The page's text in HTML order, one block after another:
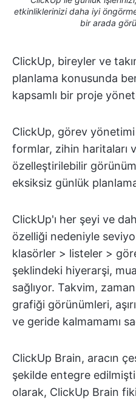
etkinliklerinizi daha iyi
bir arada
ClickUp, bireyler ve
planlama konusunda
kapsamlı bir proje
ClickUp, görev
formlar, zihin haritaları
özelleştirilebilir
eksiksiz günlük
ClickUp'ı her şeyi ve
özelliği nedeniyle
klasörler > listeler >
şeklindeki hiyerarşi,
sağlıyor. Takvim,
grafiği görünümleri,
ve geride kalmamamı
ClickUp Brain, aracın
şekilde entegre
olarak, ClickUp Brain